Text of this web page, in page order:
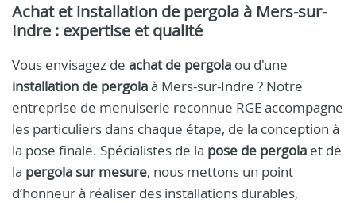
Achat et installation de pergola à Mers-sur-
Indre : expertise et qualité
Vous envisagez de achat de pergola ou d'une
installation de pergolaà Mers-sur-Indre ? Notre
entreprise de menuiserie reconnue RGE accompagne
les particuliers dans chaque étape, de la conception à
la pose finale. Spécialistes de la pose de pergola et de
la pergola sur mesure, nous mettons un point
d’honneur à réaliser des installations durables,